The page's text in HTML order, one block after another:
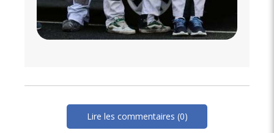
Lire les commentaires (0)